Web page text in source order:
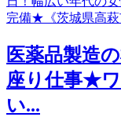
医薬品製造
座り仕事★
い...